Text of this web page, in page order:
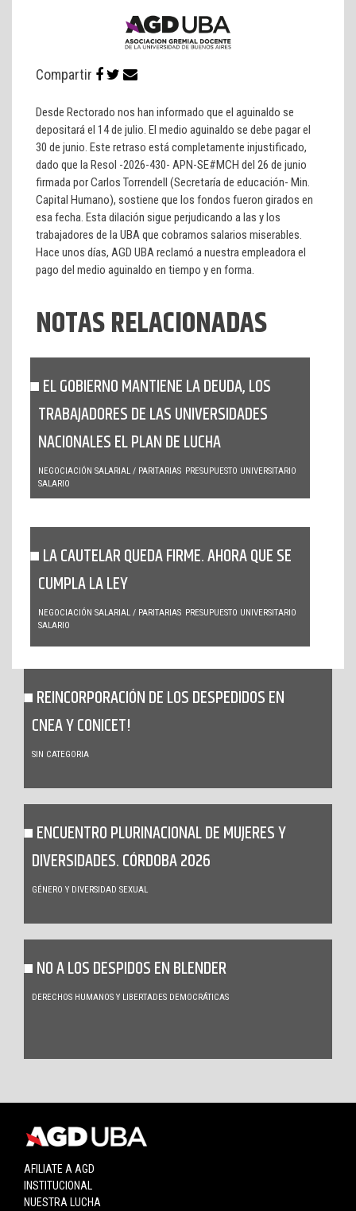
Compartir
Desde Rectorado nos han informado que el aguinaldo se
depositará el 14 de julio. El medio aguinaldo se debe pagar el
30 de junio. Este retraso está completamente injustificado,
dado que la Resol -2026-430- APN-SE#MCH del 26 de junio
firmada por Carlos Torrendell (Secretaría de educación- Min.
Capital Humano), sostiene que los fondos fueron girados en
esa fecha. Esta dilación sigue perjudicando a las y los
trabajadores de la UBA que cobramos salarios miserables.
Hace unos días, AGD UBA reclamó a nuestra empleadora el
pago del medio aguinaldo en tiempo y en forma.
NOTAS RELACIONADAS
EL GOBIERNO MANTIENE LA DEUDA, LOS
TRABAJADORES DE LAS UNIVERSIDADES
NACIONALES EL PLAN DE LUCHA
NEGOCIACIÓN SALARIAL / PARITARIAS PRESUPUESTO UNIVERSITARIO
SALARIO
LA CAUTELAR QUEDA FIRME. AHORA QUE SE
CUMPLA LA LEY
NEGOCIACIÓN SALARIAL / PARITARIAS PRESUPUESTO UNIVERSITARIO
SALARIO
REINCORPORACIÓN DE LOS DESPEDIDOS EN
CNEA Y CONICET!
SIN CATEGORIA
ENCUENTRO PLURINACIONAL DE MUJERES Y
DIVERSIDADES. CÓRDOBA 2026
GÉNERO Y DIVERSIDAD SEXUAL
NO A LOS DESPIDOS EN BLENDER
DERECHOS HUMANOS Y LIBERTADES DEMOCRÁTICAS
AFILIATE A AGD
INSTITUCIONAL
NUESTRA LUCHA